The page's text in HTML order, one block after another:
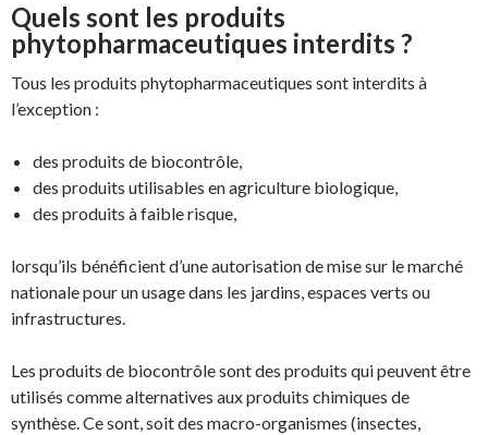
Quels sont les produits
phytopharmaceutiques interdits ?
Tous les produits phytopharmaceutiques sont interdits à
l’exception :
des produits de biocontrôle,
des produits utilisables en agriculture biologique,
des produits à faible risque,
lorsqu’ils bénéficient d’une autorisation de mise sur le marché
nationale pour un usage dans les jardins, espaces verts ou
infrastructures.
Les produits de biocontrôle sont des produits qui peuvent être
utilisés comme alternatives aux produits chimiques de
synthèse. Ce sont, soit des macro-organismes (insectes,